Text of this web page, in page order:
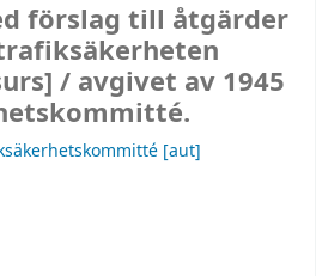
förslag till åtgärder
/ avgivet av 1945
[aut]